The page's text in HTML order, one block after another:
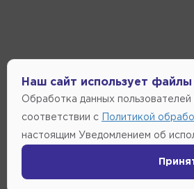
Наш сайт использует
Обработка данных
соответствии с Политикой
настоящим Уведомлением об